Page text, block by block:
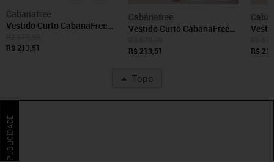
Cabanafree
Vestido Curto CabanaFree
Cordão na Cintura Estampa
R$ 213,51
Cabanafree
Vestido Curto CabanaFree
Cordão na Cintura Estampa
R$ 213,51
Vestido
R$
Topo
PUBLICIDADE